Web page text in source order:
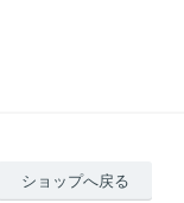
ショップへ戻る